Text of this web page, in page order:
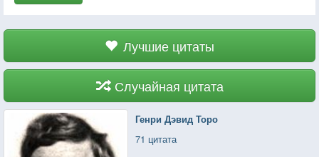
Лучшие цитаты
Случайная цитата
Генри Дэвид Торо
71 цитата